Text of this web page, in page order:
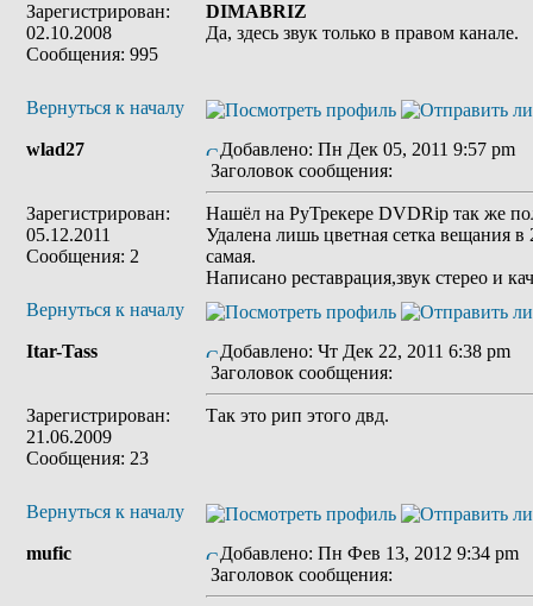
Зарегистрирован:
02.10.2008
Сообщения: 995
DIMABRIZ
Да, здесь звук только в правом канале.
Вернуться к началу
wlad27
Зарегистрирован:
05.12.2011
Сообщения: 2
Добавлено: Пн Дек 05, 2011 9:57 pm
Заголовок сообщения:
Нашёл на РуТрекере DVDRip так же
Удалена лишь цветная сетка вещания в
самая.
Написано реставрация,звук стерео и
Вернуться к началу
Itar-Tass
Зарегистрирован:
21.06.2009
Сообщения: 23
Добавлено: Чт Дек 22, 2011 6:38 pm
Заголовок сообщения:
Так это рип этого двд.
Вернуться к началу
mufic
Добавлено: Пн Фев 13, 2012 9:34 pm
Заголовок сообщения: